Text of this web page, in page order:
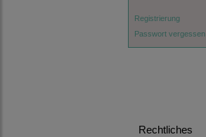
Registrierung
Passwort vergessen
Rechtliches